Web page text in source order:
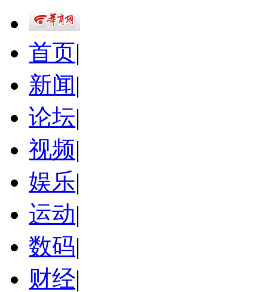
首页|
新闻|
论坛|
视频|
娱乐|
运动|
数码|
财经|